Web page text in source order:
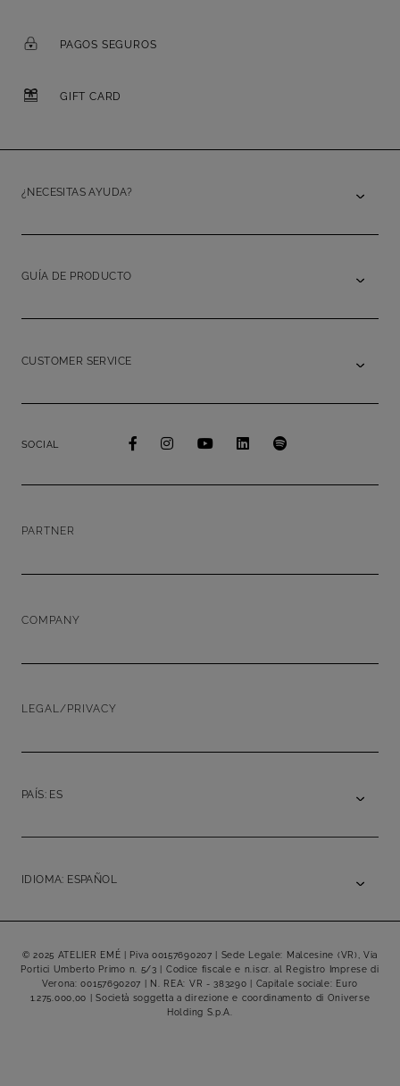
PAGOS SEGUROS
GIFT CARD
¿NECESITAS AYUDA?
GUÍA DE PRODUCTO
CUSTOMER SERVICE
SOCIAL
PARTNER
COMPANY
LEGAL/PRIVACY
PAÍS: ES
IDIOMA: ESPAÑOL
© 2025 ATELIER EMÉ | Piva 00157690207 | Sede Legale: Malcesine (VR), Via
Portici Umberto Primo n. 5/3 | Codice fiscale e n.iscr. al Registro Imprese di
Verona: 00157690207 | N. REA: VR - 383290 | Capitale sociale: Euro
1.275.000,00 | Società soggetta a direzione e coordinamento di Oniverse
Holding S.p.A.